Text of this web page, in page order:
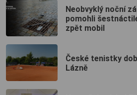
Neobvyklý noční
pomohli
zpět mobil
České tenistky
Lázně